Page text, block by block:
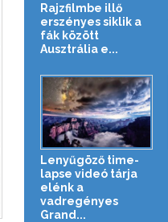
Rajzfilmbe illő
erszényes siklik a
fák között
Ausztrália e...
Lenyűgöző time-
lapse videó tárja
elénk a
vadregényes
Grand...